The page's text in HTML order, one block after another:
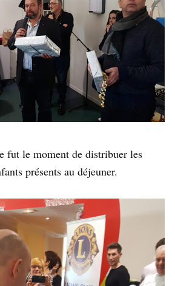
fut le moment de distribuer les
présents au déjeuner.